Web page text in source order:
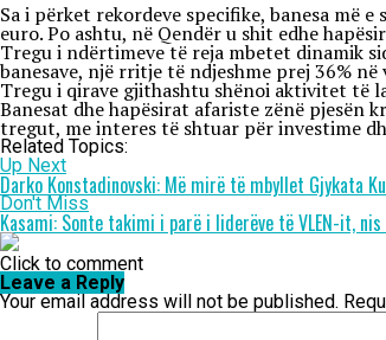
​Sa i përket rekordeve specifike, banesa më
euro. Po ashtu, në Qendër u shit edhe
Tregu i ndërtimeve të reja mbetet dinamik
banesave, një rritje të ndjeshme prej 36%
​Tregu i qirave gjithashtu shënoi aktivitet të
Banesat dhe hapësirat afariste zënë
tregut, me interes të shtuar për investime
Related Topics:
Up Next
Darko Konstadinovski: Më mirë të mbyllet Gjykata
Don't Miss
Kasami: Sonte takimi i parë i liderëve të VLEN-it,
Click to comment
Leave a Reply
Your email address will not be published.